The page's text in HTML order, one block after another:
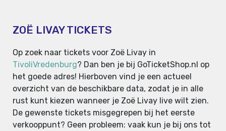
ZOË LIVAY TICKETS
Op zoek naar tickets voor Zoë Livay in
TivoliVredenburg? Dan ben je bij GoTicketShop.nl op
het goede adres! Hierboven vind je een actueel
overzicht van de beschikbare data, zodat je in alle
rust kunt kiezen wanneer je Zoë Livay live wilt zien.
De gewenste tickets misgegrepen bij het eerste
verkooppunt? Geen probleem: vaak kun je bij ons tot